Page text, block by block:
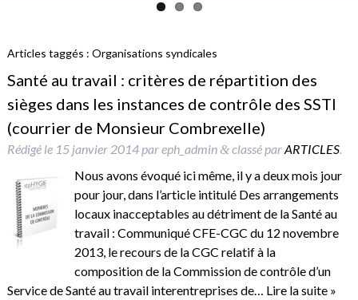
Articles taggés : Organisations syndicales
Santé au travail : critères de répartition des
sièges dans les instances de contrôle des SSTI
(courrier de Monsieur Combrexelle)
Rédigé le 15 janvier 2014pareph_admin &classé parARTICLES.
Nous avons évoqué ici même, il y a deux mois jour
pour jour, dans l’article intitulé Des arrangements
locaux inacceptables au détriment de la Santé au
travail : Communiqué CFE-CGC du 12 novembre
2013, le recours de la CGC relatif à la
composition de la Commission de contrôle d’un
Service de Santé au travail interentreprises de… Lire la suite »